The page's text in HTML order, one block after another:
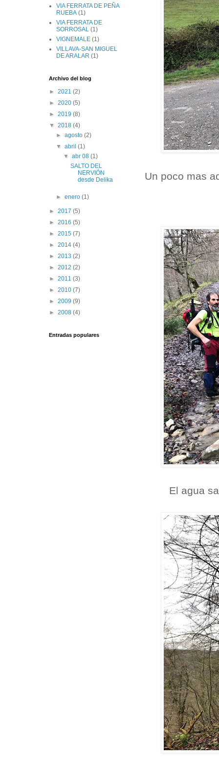
Un poco mas
El agua
VIA FERRATA DE PEÑA
RUEBA (1)
VIA FERRATA DE
SORROSAL (1)
VIGNEMALE (1)
VILLAVA-SAN MIGUEL
DE ARALAR (1)
Archivo del blog
► 2021 (2)
► 2020 (5)
► 2019 (8)
▼ 2018 (4)
►agosto(2)
▼abril(1)
▼ abr 08 (1)
SALTO DEL
NERVIÓN
desde Delika
►enero(1)
► 2017 (5)
► 2016 (5)
► 2015 (7)
► 2014 (4)
► 2013 (2)
► 2012 (2)
► 2011 (3)
► 2010 (7)
► 2009 (9)
► 2008 (4)
Entradas populares